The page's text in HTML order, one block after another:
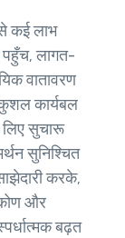
कई लाभ
पहुँच, लागत-
वातावरण
कुशल कार्यबल
सुचारू
सुनिश्चित
करके,
और
बढ़त